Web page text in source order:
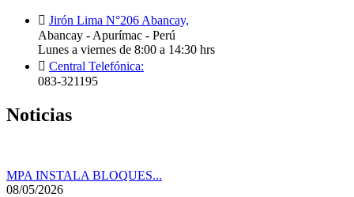
Jirón Lima N°206 Abancay,
Abancay - Apurímac - Perú
Lunes a viernes de 8:00 a 14:30 hrs
Central Telefónica:
083-321195
Noticias
MPA INSTALA BLOQUES...
08/05/2026